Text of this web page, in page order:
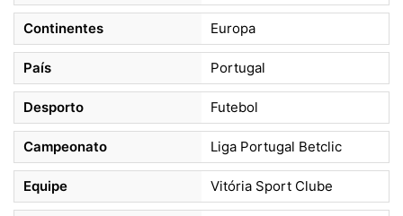
Continentes Europa
País Portugal
Desporto Futebol
Campeonato Liga Portugal Betclic
Equipe Vitória Sport Clube